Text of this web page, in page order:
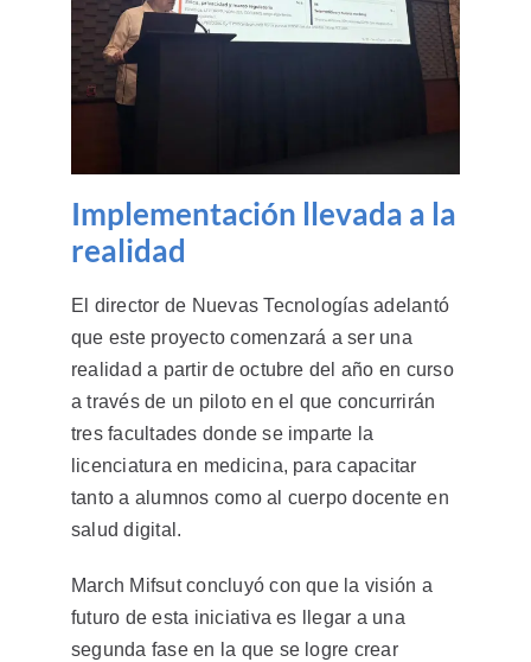
Implementación llevada a la
realidad
El director de Nuevas Tecnologías adelantó
que este proyecto comenzará a ser una
realidad a partir de octubre del año en curso
a través de un piloto en el que concurrirán
tres facultades donde se imparte la
licenciatura en medicina, para capacitar
tanto a alumnos como al cuerpo docente en
salud digital.
March Mifsut concluyó con que la visión a
futuro de esta iniciativa es llegar a una
segunda fase en la que se logre crear